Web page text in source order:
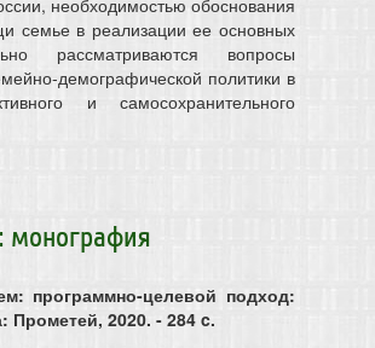
необходимостью обоснования
семье в реализации ее основных
рассматриваются вопросы
демографической политики в
и самосохранительного
монография
программно-целевой подход:
Прометей, 2020. - 284 c.